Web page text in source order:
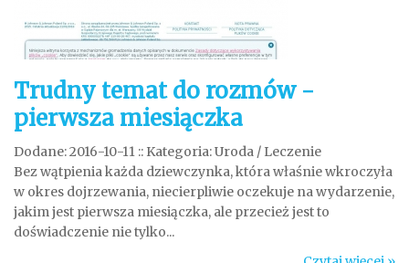
Trudny temat do rozmów -
pierwsza miesiączka
Dodane: 2016-10-11 :: Kategoria: Uroda / Leczenie
Bez wątpienia każda dziewczynka, która właśnie wkroczyła
w okres dojrzewania, niecierpliwie oczekuje na wydarzenie,
jakim jest pierwsza miesiączka, ale przecież jest to
doświadczenie nie tylko...